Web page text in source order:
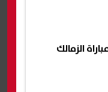
الزمالك